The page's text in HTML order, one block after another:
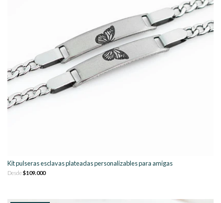
Kit pulseras esclavas plateadas personalizables para amigas
Desde$109.000